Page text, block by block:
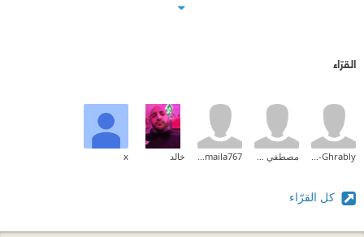
القرّاء
خالد x
كل القرّاء